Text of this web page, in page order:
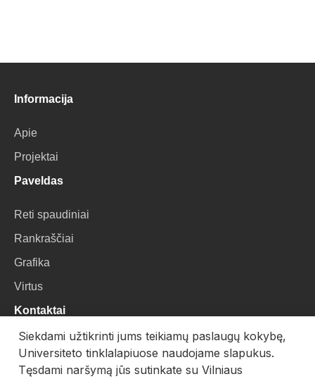
Informacija
Apie
Projektai
Paveldas
Reti spaudiniai
Rankraščiai
Grafika
Virtus
Kontaktai
VU Biblioteka
Universiteto g. 3, LT-01122, Vilnius
Siekdami užtikrinti jums teikiamų paslaugų kokybę,
Universiteto tinklalapiuose naudojame slapukus.
Tęsdami naršymą jūs sutinkate su Vilniaus